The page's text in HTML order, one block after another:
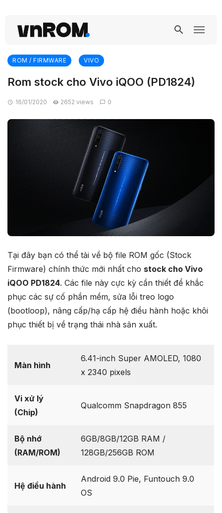
ROM / FIRMWARE VIVO
Rom stock cho Vivo iQOO (PD1824)
16/01/2020 2652 views 0
Tại đây bạn có thể tải về bộ file ROM gốc (Stock
Firmware) chính thức mới nhất cho stock cho Vivo
iQOO PD1824. Các file này cực kỳ cần thiết để khắc
phục các sự cố phần mềm, sửa lỗi treo logo
(bootloop), nâng cấp/hạ cấp hệ điều hành hoặc khôi
phục thiết bị về trạng thái nhà sản xuất.
Màn hình
6.41-inch Super AMOLED, 1080
x 2340 pixels
Vi xử lý
(Chip)
Qualcomm Snapdragon 855
Bộ nhớ
(RAM/ROM)
6GB/8GB/12GB RAM /
128GB/256GB ROM
Hệ điều hành
Android 9.0 Pie, Funtouch 9.0
OS